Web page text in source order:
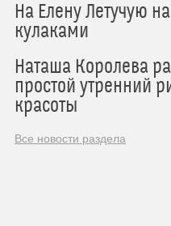
На Елену Летучую
кулаками
Наташа Королева
простой утренний
красоты
Все новости раздела